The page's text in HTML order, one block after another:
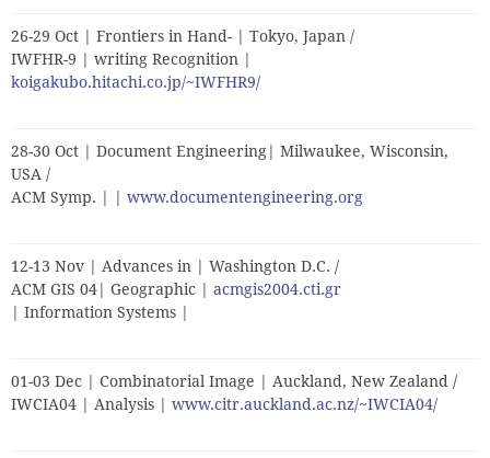
26-29 Oct | Frontiers in Hand- | Tokyo, Japan /
IWFHR-9 | writing Recognition |
koigakubo.hitachi.co.jp/~IWFHR9/
28-30 Oct | Document Engineering| Milwaukee, Wisconsin,
USA /
ACM Symp. | | www.documentengineering.org
12-13 Nov | Advances in | Washington D.C. /
ACM GIS 04| Geographic | acmgis2004.cti.gr
| Information Systems |
01-03 Dec | Combinatorial Image | Auckland, New Zealand /
IWCIA04 | Analysis | www.citr.auckland.ac.nz/~IWCIA04/